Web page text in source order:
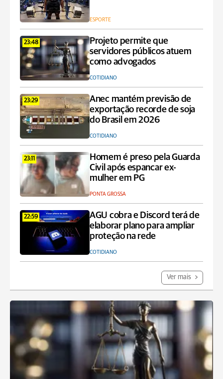
ESPORTE
23:48
Projeto permite que
servidores públicos atuem
como advogados
COTIDIANO
23:29
Anec mantém previsão de
exportação recorde de soja
do Brasil em 2026
COTIDIANO
23:11
Homem é preso pela Guarda
Civil após espancar ex-
mulher em PG
PONTA GROSSA
22:59
AGU cobra e Discord terá de
elaborar plano para ampliar
proteção na rede
COTIDIANO
Ver mais